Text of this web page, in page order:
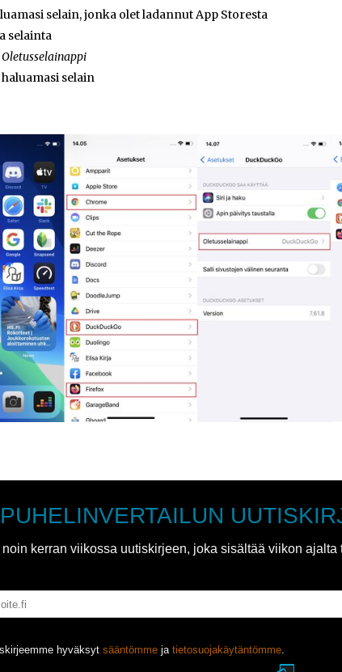
selain, jonka olet ladannut App Storesta
selainta
Oletusselainappi
haluamasi selain
noin kerran viikossa uutiskirjeen, joka sisältää viikon ajalta
hyväksyt sääntömme ja tietosuojakäytäntömme.